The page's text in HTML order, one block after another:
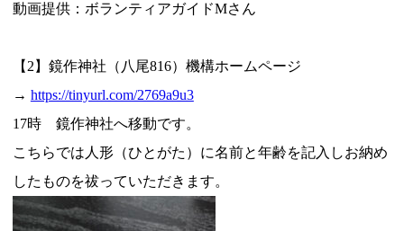
動画提供：ボランティアガイドMさん
【2】鏡作神社（⼋尾816）機構ホームページ
→ https://tinyurl.com/2769a9u3
17時 鏡作神社へ移動です。
こちらでは人形（ひとがた）に名前と年齢を記入しお納め
したものを祓っていただきます。